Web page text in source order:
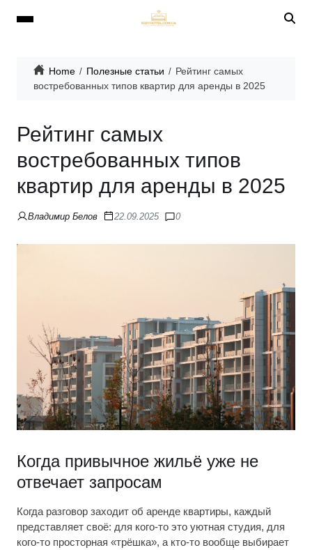
Home Полезные статьи
Рейтинг самых
востребованных типов квартир для аренды в 2025
Рейтинг самых
востребованных типов
квартир для аренды в 2025
Владимир Белов 22.09.2025 0
Когда привычное жильё уже не
отвечает запросам
Когда разговор заходит об аренде квартиры, каждый
представляет своё: для кого-то это уютная студия, для
кого-то просторная «трёшка», а кто-то вообще выбирает